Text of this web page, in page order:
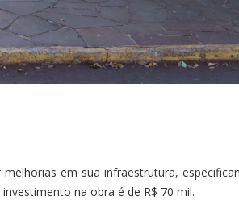
em sua infraestrutura,
na obra é de R$ 70 mil.